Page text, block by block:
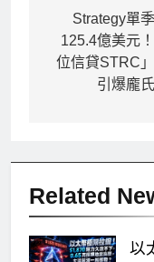
導
Strategy單
125.4億美元
位信貸STRC
引爆龐
Related
以